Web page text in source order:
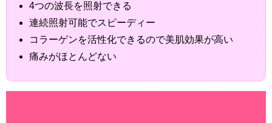
4つの波長を照射できる
連続照射可能でスピーディー
コラーゲンを活性化できるので美肌効果が高い
痛みがほとんどない